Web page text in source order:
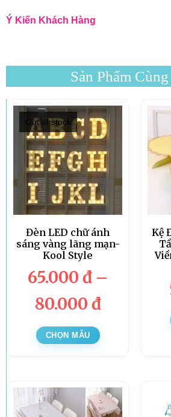
Ý Kiến Khách Hàng
Sản Phẩm
Out of stock
Đèn LED chữ ánh
sáng vàng lãng mạn-
Kool Style
65.000 đ –
80.000 đ
CHỌN MẪU
Kệ